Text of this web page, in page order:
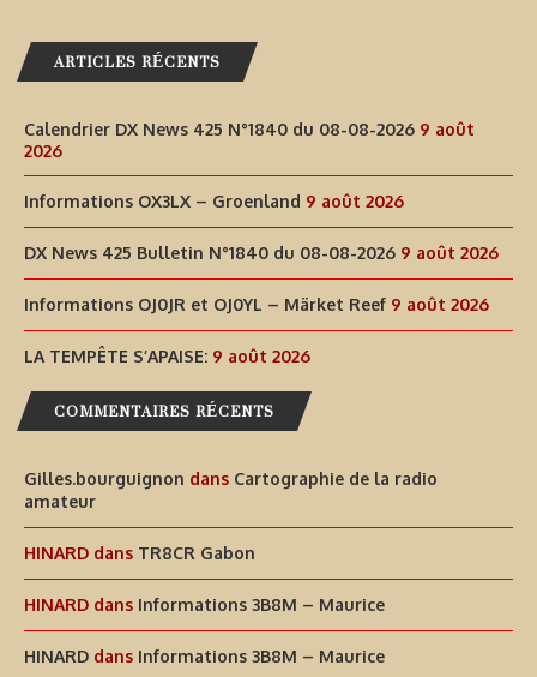
ARTICLES RÉCENTS
Calendrier DX News 425 N°1840 du 08-08-2026 9 août
2026
Informations OX3LX – Groenland 9 août 2026
DX News 425 Bulletin N°1840 du 08-08-2026 9 août 2026
Informations OJ0JR et OJ0YL – Märket Reef 9 août 2026
LA TEMPÊTE S’APAISE: 9 août 2026
COMMENTAIRES RÉCENTS
Gilles.bourguignon dans Cartographie de la radio
amateur
HINARD dans TR8CR Gabon
HINARD dans Informations 3B8M – Maurice
HINARD dans Informations 3B8M – Maurice